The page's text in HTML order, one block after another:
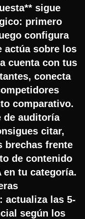
sigue
primero
configura
actúa sobre los
cuenta con tus
conecta
comparativo.
de auditoría
citar,
brechas frente
de contenido
en tu categoría.
actualiza las 5-
según los